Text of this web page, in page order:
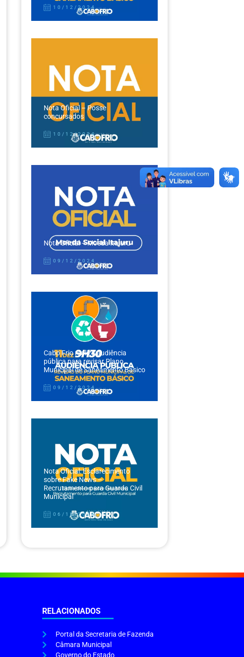
10/12/2024
Nota Oficial – Posse
concursados
10/12/2024
Nota Oficial – Moeda Itajuru
09/12/2024
Cabo Frio realiza audiência
pública para revisar Plano
Municipal de Saneamento Básico
09/12/2024
Nota Oficial: Esclarecimento
sobre Fake News –
Recrutamento para Guarda Civil
Municipal
06/12/2024
RELACIONADOS
Portal da Secretaria de Fazenda
Câmara Municipal
Governo do Estado